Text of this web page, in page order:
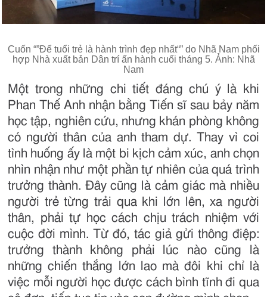
Cuốn “”Để tuổi trẻ là hành trình đẹp nhất“” do Nhã Nam phối
hợp Nhà xuất bản Dân trí ấn hành cuối tháng 5. Ảnh: Nhã
Nam
Một trong những chi tiết đáng chú ý là khi
Phan Thế Anh nhận bằng Tiến sĩ sau bảy năm
học tập, nghiên cứu, nhưng khán phòng không
có người thân của anh tham dự. Thay vì coi
tình huống ấy là một bi kịch cảm xúc, anh chọn
nhìn nhận như một phần tự nhiên của quá trình
trưởng thành. Đây cũng là cảm giác mà nhiều
người trẻ từng trải qua khi lớn lên, xa người
thân, phải tự học cách chịu trách nhiệm với
cuộc đời mình. Từ đó, tác giả gửi thông điệp:
trưởng thành không phải lúc nào cũng là
những chiến thắng lớn lao mà đôi khi chỉ là
việc mỗi người học được cách bình tĩnh đi qua